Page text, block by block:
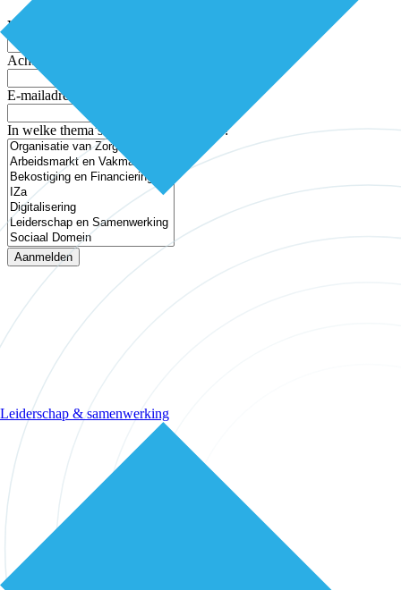
Leiderschap & samenwerking
Voornaam
Achternaam
E-mailadres
In welke thema’s ben je geïnteresseerd?
Aanmelden